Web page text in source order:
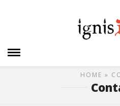
HOME »